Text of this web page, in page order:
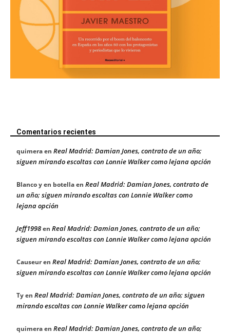
Comentarios recientes
quimeraen Real Madrid: Damian Jones, contrato de un año;
siguen mirando escoltas con Lonnie Walker como lejana opción
Blanco y en botellaen Real Madrid: Damian Jones, contrato de
un año; siguen mirando escoltas con Lonnie Walker como
lejana opción
Jeff1998en Real Madrid: Damian Jones, contrato de un año;
siguen mirando escoltas con Lonnie Walker como lejana opción
Causeuren Real Madrid: Damian Jones, contrato de un año;
siguen mirando escoltas con Lonnie Walker como lejana opción
Tyen Real Madrid: Damian Jones, contrato de un año; siguen
mirando escoltas con Lonnie Walker como lejana opción
quimeraen Real Madrid: Damian Jones, contrato de un año;